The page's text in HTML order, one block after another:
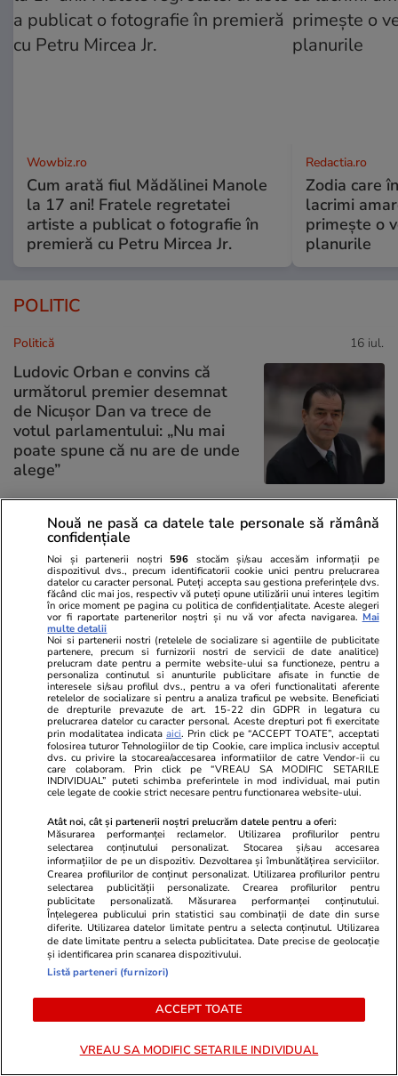
Wowbiz.ro
Cum arată fiul Mădălinei Manole
la 17 ani! Fratele regretatei
artiste a publicat o fotografie în
premieră cu Petru Mircea Jr.
Redactia.ro
Zodia care
lacrimi
primește o
planurile
POLITIC
Politică 16 iul.
Ludovic Orban e convins că
următorul premier desemnat
de Nicușor Dan va trece de
votul parlamentului: „Nu mai
poate spune că nu are de unde
alege”
Politică 16 iul.
Nicușor Dan către un jurnalist
care l-a întrebat cât se mai
ferește să propună un premier:
„Dacă vă propun pe
dumneavoastră ajungem
undeva?”
PARTENERI
ZiaruldeIasi.ro
Proiectul imobiliar pregătit lângă
Lidl Moara de Foc este scos la
vânzare. Dezvoltatorul este
de anvergură
preliminar
după ce a
Nouă ne pasă ca datele tale personale să rămână
confidențiale
Noi și partenerii noștri 596 stocăm și/sau accesăm informații pe
dispozitivul dvs., precum identificatorii cookie unici pentru prelucrarea
datelor cu caracter personal. Puteți accepta sau gestiona preferințele dvs.
făcând clic mai jos, respectiv vă puteți opune utilizării unui interes legitim
în orice moment pe pagina cu politica de confidențialitate. Aceste alegeri
vor fi raportate partenerilor noștri și nu vă vor afecta navigarea. Mai
multe detalii
Noi si partenerii nostri (retelele de socializare si agentiile de publicitate
partenere, precum si furnizorii nostri de servicii de date analitice)
prelucram date pentru a permite website-ului sa functioneze, pentru a
personaliza continutul si anunturile publicitare afisate in functie de
interesele si/sau profilul dvs., pentru a va oferi functionalitati aferente
retelelor de socializare si pentru a analiza traficul pe website. Beneficiati
de drepturile prevazute de art. 15-22 din GDPR in legatura cu
prelucrarea datelor cu caracter personal. Aceste drepturi pot fi exercitate
prin modalitatea indicataaici. Prin click pe “ACCEPT TOATE”, acceptati
folosirea tuturor Tehnologiilor de tip Cookie, care implica inclusiv acceptul
dvs. cu privire la stocarea/accesarea informatiilor de catre Vendor-ii cu
care colaboram. Prin click pe “VREAU SA MODIFIC SETARILE
INDIVIDUAL” puteti schimba preferintele in mod individual, mai putin
cele legate de cookie strict necesare pentru functionarea website-ului.
Atât noi, cât și partenerii noștri prelucrăm datele pentru a oferi:
Măsurarea performanței reclamelor. Utilizarea profilurilor pentru
selectarea conținutului personalizat. Stocarea și/sau accesarea
informațiilor de pe un dispozitiv. Dezvoltarea și îmbunătățirea serviciilor.
Crearea profilurilor de conținut personalizat. Utilizarea profilurilor pentru
selectarea publicității personalizate. Crearea profilurilor pentru
publicitate personalizată. Măsurarea performanței conținutului.
Înțelegerea publicului prin statistici sau combinații de date din surse
diferite. Utilizarea datelor limitate pentru a selecta conținutul. Utilizarea
de date limitate pentru a selecta publicitatea. Date precise de geolocație
și identificarea prin scanarea dispozitivului.
Listă parteneri (furnizori)
ACCEPT TOATE
VREAU SA MODIFIC SETARILE INDIVIDUAL